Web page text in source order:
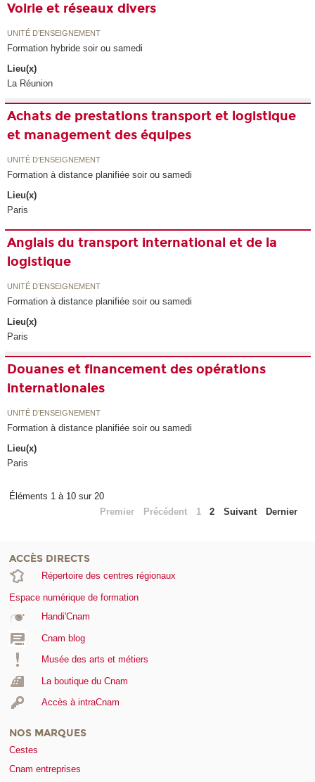
Voirie et réseaux divers
UNITÉ D’ENSEIGNEMENT
Formation hybride soir ou samedi
Lieu(x)
La Réunion
Achats de prestations transport et logistique
et management des équipes
UNITÉ D’ENSEIGNEMENT
Formation à distance planifiée soir ou samedi
Lieu(x)
Paris
Anglais du transport international et de la
logistique
UNITÉ D’ENSEIGNEMENT
Formation à distance planifiée soir ou samedi
Lieu(x)
Paris
Douanes et financement des opérations
internationales
UNITÉ D’ENSEIGNEMENT
Formation à distance planifiée soir ou samedi
Lieu(x)
Paris
Éléments 1 à 10 sur 20
Premier
Précédent 1 2 Suivant Dernier
ACCÈS DIRECTS
Répertoire des centres régionaux
Espace numérique de formation
Handi'Cnam
Cnam blog
Musée des arts et métiers
La boutique du Cnam
Accès à intraCnam
NOS MARQUES
Cestes
Cnam entreprises